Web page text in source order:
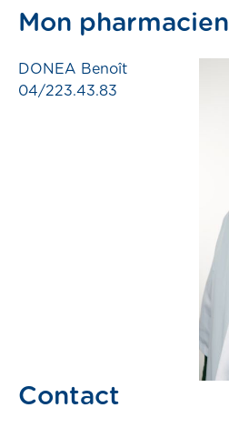
Mon pharmacien
DONEA Benoît
04/223.43.83
Contact